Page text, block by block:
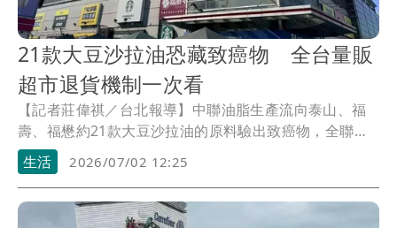
21款大豆沙拉油恐藏致癌物 全台量販
超市退貨機制一次看
【記者莊偉祺／台北報導】中聯油脂生產流向泰山、福
壽、福懋約21款大豆沙拉油的原料驗出致癌物，全聯、
大全聯、萬家福、樂家康及愛買等量販超市目前已啟動
下架回收和退貨機制。
生活 2026/07/02 12:25